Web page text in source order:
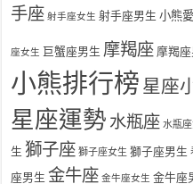
手座 射手座女生 射手座男生 小熊
座女生 巨蟹座男生 摩羯座 摩羯
小熊排行榜 星座
星座運勢 水瓶座 水瓶
生 獅子座 獅子座女生 獅子座男生
座男生 金牛座 金牛座女生 金牛座